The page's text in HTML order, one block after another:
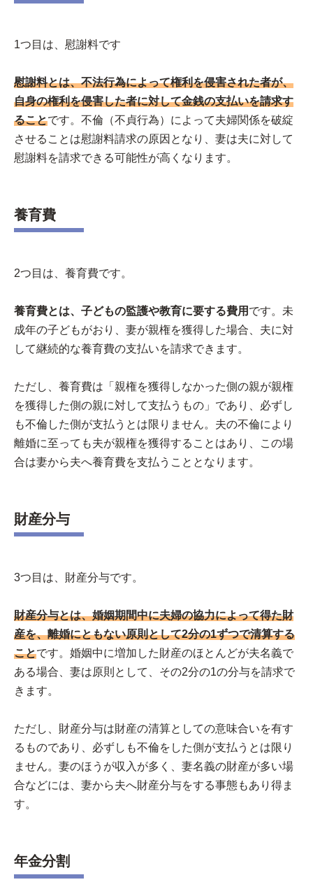
1つ目は、慰謝料です
慰謝料とは、不法行為によって権利を侵害された者が、
自身の権利を侵害した者に対して金銭の支払いを請求す
ることです。不倫（不貞行為）によって夫婦関係を破綻
させることは慰謝料請求の原因となり、妻は夫に対して
慰謝料を請求できる可能性が高くなります。
養育費
2つ目は、養育費です。
養育費とは、子どもの監護や教育に要する費用 です。未
成年の子どもがおり、妻が親権を獲得した場合、夫に対
して継続的な養育費の支払いを請求できます。
ただし、養育費は「親権を獲得しなかった側の親が親権
を獲得した側の親に対して支払うもの」であり、必ずし
も不倫した側が支払うとは限りません。夫の不倫により
離婚に至っても夫が親権を獲得することはあり、この場
合は妻から夫へ養育費を支払うこととなります。
財産分与
3つ目は、財産分与です。
財産分与とは、婚姻期間中に夫婦の協力によって得た財
産を、離婚にともない原則として2分の1ずつで清算する
ことです。婚姻中に増加した財産のほとんどが夫名義で
ある場合、妻は原則として、その2分の1の分与を請求で
きます。
ただし、財産分与は財産の清算としての意味合いを有す
るものであり、必ずしも不倫をした側が支払うとは限り
ません。妻のほうが収入が多く、妻名義の財産が多い場
合などには、妻から夫へ財産分与をする事態もあり得ま
す。
年金分割